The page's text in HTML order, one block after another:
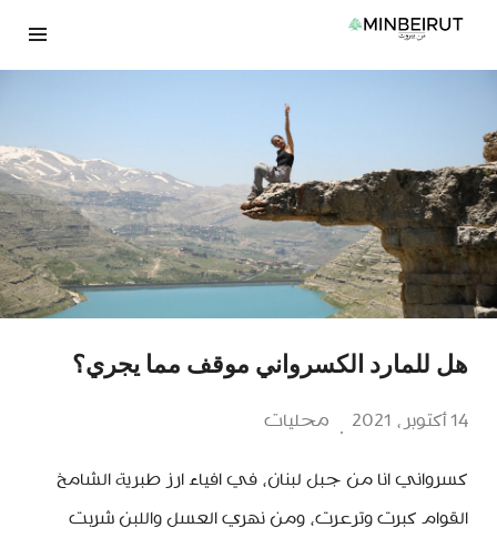
انتقل
هل للمارد الكسرواني موقف مما يجري؟
14 أكتوبر، 2021 محليات
كسرواني انا من جبل لبنان، في افياء ارز طبرية الشامخ
القوام كبرت وترعرت، ومن نهري العسل واللبن شربت